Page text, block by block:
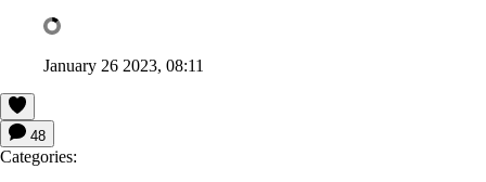
January 26 2023, 08:11
48
Categories: